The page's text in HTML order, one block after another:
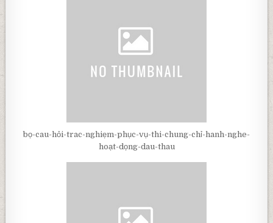
bọ-cau-hỏi-trac-nghiẹm-phục-vụ-thi-chung-chỉ-hanh-nghe-
hoạt-dọng-dau-thau